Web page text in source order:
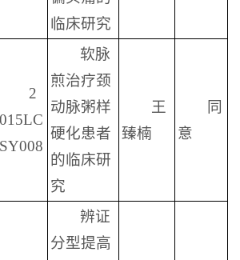
临床研究
2
015LC
SY008
软脉
煎治疗颈
动脉粥样
硬化患者
的临床研
究
王
臻楠
同
意
辨证
分型提高